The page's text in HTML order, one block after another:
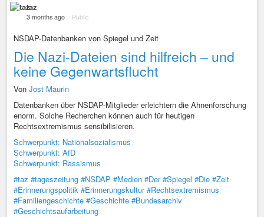
taz
3 months ago – Public
NSDAP-Datenbanken von Spiegel und Zeit
Die Nazi-Dateien sind hilfreich – und
keine Gegenwartsflucht
Von Jost Maurin
Datenbanken über NSDAP-Mitglieder erleichtern die Ahnenforschung
enorm. Solche Recherchen können auch für heutigen
Rechtsextremismus sensibilisieren.
Schwerpunkt: Nationalsozialismus
Schwerpunkt: AfD
Schwerpunkt: Rassismus
#taz #tageszeitung #NSDAP #Medien #Der #Spiegel #Die #Zeit
#Erinnerungspolitik #Erinnerungskultur #Rechtsextremismus
#Familiengeschichte #Geschichte #Bundesarchiv
#Geschichtsaufarbeitung